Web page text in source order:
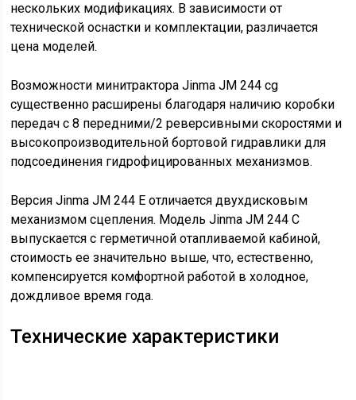
нескольких модификациях. В зависимости от
технической оснастки и комплектации, различается
цена моделей.
Возможности минитрактора Jinma JM 244 cg
существенно расширены благодаря наличию коробки
передач с 8 передними/2 реверсивными скоростями и
высокопроизводительной бортовой гидравлики для
подсоединения гидрофицированных механизмов.
Версия Jinma JM 244 E отличается двухдисковым
механизмом сцепления. Модель Jinma JM 244 C
выпускается с герметичной отапливаемой кабиной,
стоимость ее значительно выше, что, естественно,
компенсируется комфортной работой в холодное,
дождливое время года.
Технические характеристики